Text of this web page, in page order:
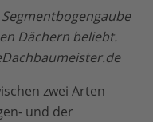
Dächern beliebt.
zwei Arten
und der